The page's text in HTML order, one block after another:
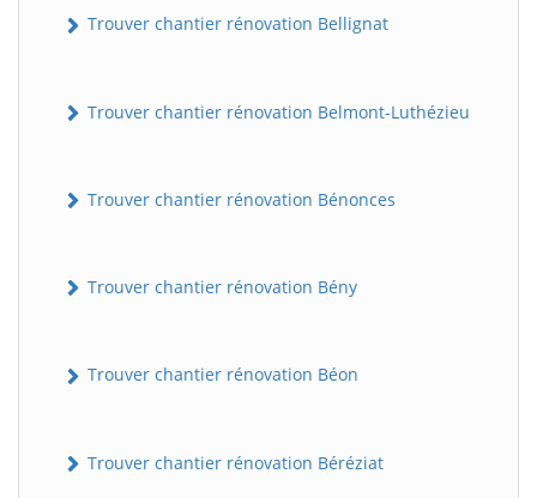
Trouver chantier rénovation Bellignat
Trouver chantier rénovation Belmont-Luthézieu
Trouver chantier rénovation Bénonces
Trouver chantier rénovation Bény
Trouver chantier rénovation Béon
Trouver chantier rénovation Béréziat